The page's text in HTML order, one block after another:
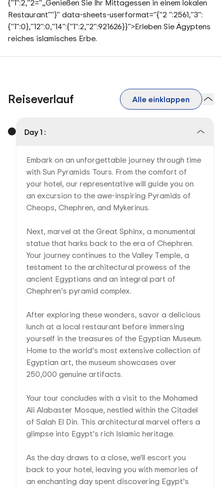
{"1":2,"2="„Genießen Sie Ihr Mittagessen in einem lokalen
Restaurant""}" data-sheets-userformat="{"2 ":2561,"3":
{"1":0},"12":0,"14":{"1":2,"2":921626}}">Erleben Sie Ägyptens
reiches islamisches Erbe.
Reiseverlauf Alle einklappen
Day 1 :
Embark on an unforgettable journey through time
with Sun Pyramids Tours. From the comfort of
your hotel, our representative will guide you on
an excursion to the awe-inspiring Pyramids of
Cheops, Chephren, and Mykerinus.
Next, marvel at the Great Sphinx, a monumental
statue that harks back to the era of Chephren.
Your journey continues to the Valley Temple, a
testament to the architectural prowess of the
ancient Egyptians and an integral part of
Chephren’s pyramid complex.
After exploring these wonders, savor a delicious
lunch at a local restaurant before immersing
yourself in the treasures of the Egyptian Museum.
Home to the world’s most extensive collection of
Egyptian art, the museum showcases over
250,000 genuine artifacts.
Your tour concludes with a visit to the Mohamed
Ali Alabaster Mosque, nestled within the Citadel
of Salah El Din. This architectural marvel offers a
glimpse into Egypt’s rich Islamic heritage.
As the day draws to a close, we’ll escort you
back to your hotel, leaving you with memories of
an enchanting day spent discovering Egypt’s